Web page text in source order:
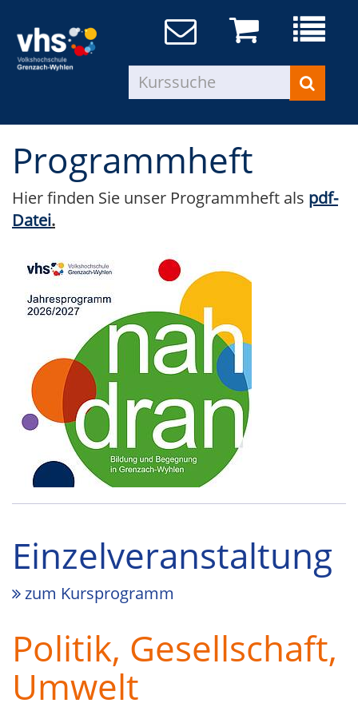
Programmheft
Hier finden Sie unser Programmheft als pdf-
Datei.
Einzelveranstaltung
zum Kursprogramm
Politik, Gesellschaft,
Umwelt